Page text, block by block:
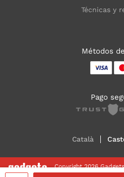
Técnicas y
Métodos
Pago
Català
Copyright 2026
reservados